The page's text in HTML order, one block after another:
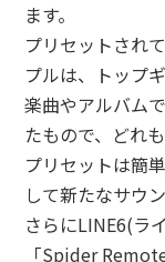
ます。
プリセットされ
プルは、トップ
楽曲やアルバム
たもので、どれ
プリセットは簡
して新たなサウ
さらにLINE6(ラ
「Spider